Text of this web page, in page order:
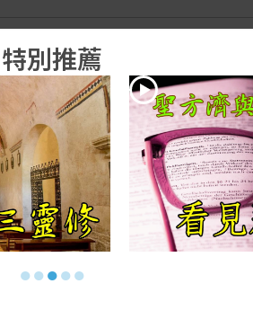
老師
旅】第十五集：「入門聖事」—錢
師
旅】第十四集：「天主十誡(下)」
神父
旅】第十三集：「天主十誡(上)」
神父
特別推薦
●●●●●